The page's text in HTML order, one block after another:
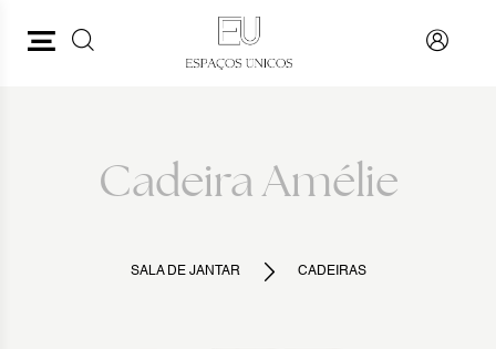
Cadeira Amélie
SALA DE JANTAR CADEIRAS
PESQUISAR